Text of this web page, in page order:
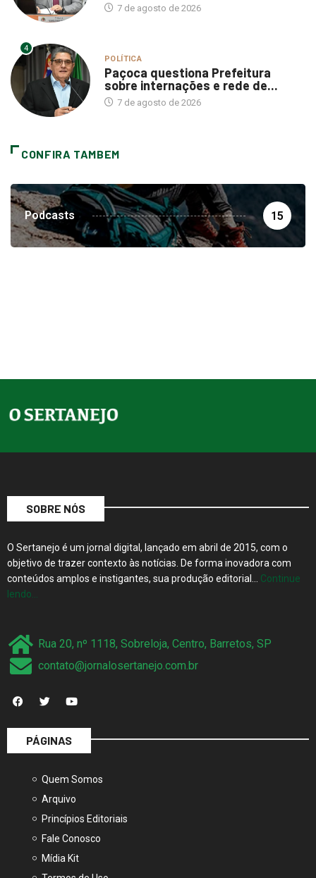
7 de agosto de 2026
4
POLÍTICA
Paçoca questiona Prefeitura
sobre internações e rede de...
7 de agosto de 2026
CONFIRA TAMBEM
Podcasts 15
SOBRE NÓS
O Sertanejo é um jornal digital, lançado em abril de 2015, com o
objetivo de trazer contexto às notícias. De forma inovadora com
conteúdos amplos e instigantes, sua produção editorial… Continue
lendo…
Rua 20, nº 1118, Sobreloja, Centro, Barretos, SP
contato@jornalosertanejo.com.br
PÁGINAS
Quem Somos
Arquivo
Princípios Editoriais
Fale Conosco
Mídia Kit